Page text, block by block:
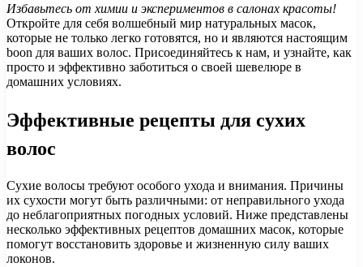
Избавьтесь от химии и экспериментов в салонах красоты!
Откройте для себя волшебный мир натуральных масок,
которые не только легко готовятся, но и являются настоящим
boon для ваших волос. Присоединяйтесь к нам, и узнайте, как
просто и эффективно заботиться о своей шевелюре в
домашних условиях.
Эффективные рецепты для сухих
волос
Сухие волосы требуют особого ухода и внимания. Причины
их сухости могут быть различными: от неправильного ухода
до неблагоприятных погодных условий. Ниже представлены
несколько эффективных рецептов домашних масок, которые
помогут восстановить здоровье и жизненную силу ваших
локонов.